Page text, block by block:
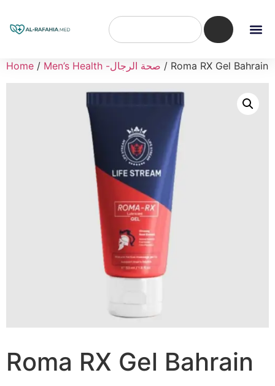
Home / Men’s Health -صحة الرجال / Roma RX Gel Bahrain
Roma RX Gel Bahrain